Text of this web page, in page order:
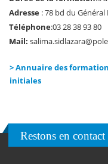
Adresse : 78 bd du
Téléphone:03 28 38 93 80
Mail:
> Annuaire des
initiales
Restons en contact